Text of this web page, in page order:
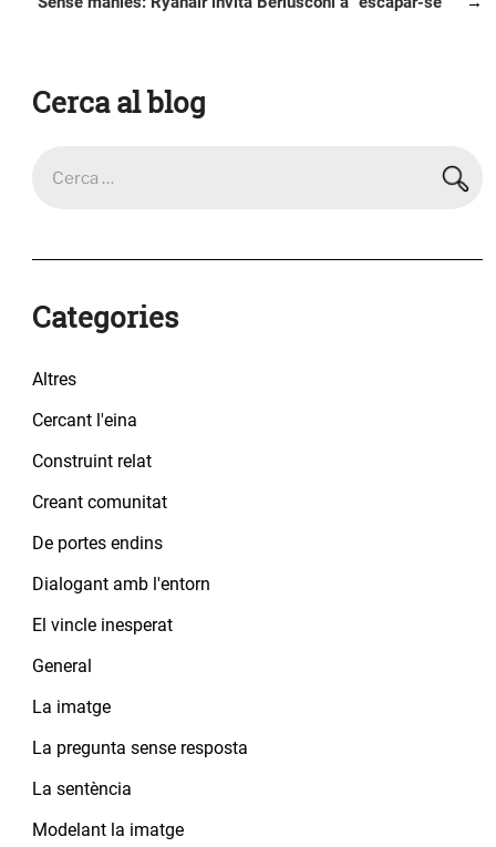
Cerca al blog
Categories
Altres
Cercant l'eina
Construint relat
Creant comunitat
De portes endins
Dialogant amb l'entorn
El vincle inesperat
General
La imatge
La pregunta sense resposta
La sentència
Modelant la imatge